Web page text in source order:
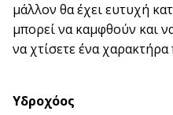
μάλλον θα έχει ευτυχή
μπορεί να καμφθούν και
να χτίσετε ένα
Υδροχόος